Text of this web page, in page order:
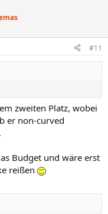
#11
zweiten Platz, wobei
er non-curved
Budget und wäre erst
reißen